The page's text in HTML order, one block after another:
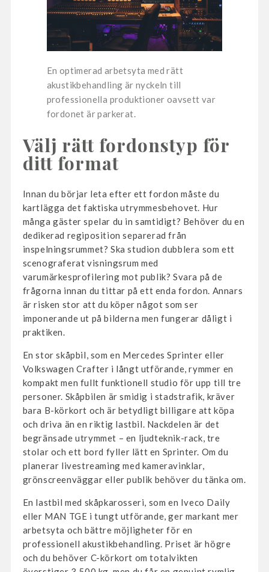
En optimerad arbetsyta med rätt
akustikbehandling är nyckeln till
professionella produktioner oavsett var
fordonet är parkerat.
Välj rätt fordonstyp för
ditt format
Innan du börjar leta efter ett fordon måste du
kartlägga det faktiska utrymmesbehovet. Hur
många gäster spelar du in samtidigt? Behöver du en
dedikerad regiposition separerad från
inspelningsrummet? Ska studion dubblera som ett
scenograferat visningsrum med
varumärkesprofilering mot publik? Svara på de
frågorna innan du tittar på ett enda fordon. Annars
är risken stor att du köper något som ser
imponerande ut på bilderna men fungerar dåligt i
praktiken.
En stor skåpbil, som en Mercedes Sprinter eller
Volkswagen Crafter i långt utförande, rymmer en
kompakt men fullt funktionell studio för upp till tre
personer. Skåpbilen är smidig i stadstrafik, kräver
bara B-körkort och är betydligt billigare att köpa
och driva än en riktig lastbil. Nackdelen är det
begränsade utrymmet – en ljudteknik-rack, tre
stolar och ett bord fyller lätt en Sprinter. Om du
planerar livestreaming med kameravinklar,
grönscreenväggar eller publik behöver du tänka om.
En lastbil med skåpkarosseri, som en Iveco Daily
eller MAN TGE i tungt utförande, ger markant mer
arbetsyta och bättre möjligheter för en
professionell akustikbehandling. Priset är högre
och du behöver C-körkort om totalvikten